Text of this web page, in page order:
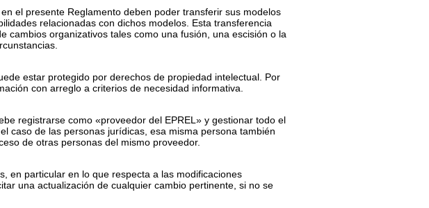
el presente Reglamento deben poder transferir sus modelos
relacionadas con dichos modelos. Esta transferencia
cambios organizativos tales como una fusión, una escisión o la
estar protegido por derechos de propiedad intelectual. Por
con arreglo a criterios de necesidad informativa.
registrarse como «proveedor del EPREL» y gestionar todo el
caso de las personas jurídicas, esa misma persona también
de otras personas del mismo proveedor.
en particular en lo que respecta a las modificaciones
una actualización de cualquier cambio pertinente, si no se